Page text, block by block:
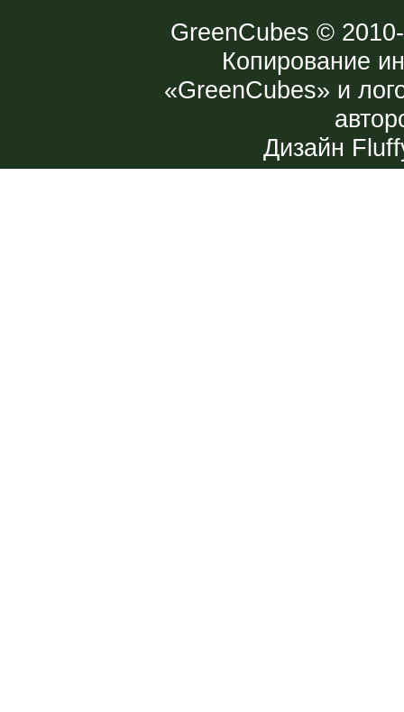
GreenCubes ©
Копирование
«GreenCubes» и
Дизайн